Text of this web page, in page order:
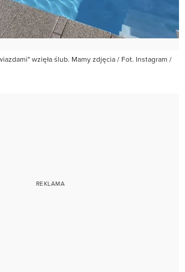
wzięła ślub. Mamy zdjęcia / Fot. Instagram /